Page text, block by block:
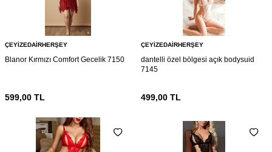
ÇEYIZEDAIRHERŞEY
Blanor Kırmızı Comfort Gecelik 7150
599,00 TL
ÇEYIZEDAIRHERŞEY
dantelli özel bölgesi açık bodysuid
7145
499,00 TL